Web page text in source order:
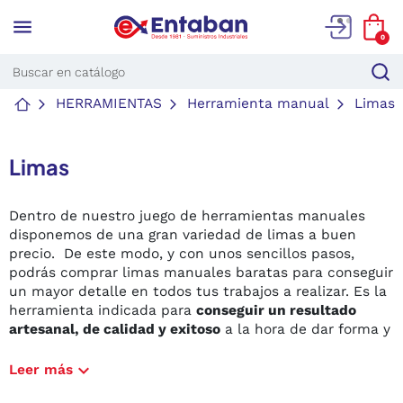
menu 0
HERRAMIENTAS Herramienta manual Limas
Limas
Dentro de nuestro juego de herramientas manuales
disponemos de una gran variedad de limas a buen
precio. De este modo, y con unos sencillos pasos,
podrás comprar limas manuales baratas para conseguir
un mayor detalle en todos tus trabajos a realizar. Es la
herramienta indicada para conseguir un resultado
artesanal, de calidad y exitoso a la hora de dar forma y
baratas, pero de calidad, que pueden ser usadas para
Leer más expand_more